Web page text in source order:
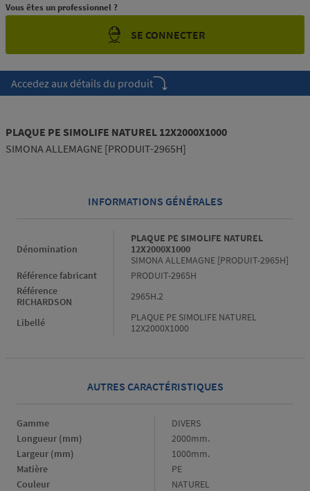
Vous êtes un professionnel ?
SE CONNECTER
Accedez aux détails du produit
PLAQUE PE SIMOLIFE NATUREL 12X2000X1000
SIMONA ALLEMAGNE [PRODUIT-2965H]
INFORMATIONS GÉNÉRALES
Dénomination
PLAQUE PE SIMOLIFE NATUREL
12X2000X1000
SIMONA ALLEMAGNE [PRODUIT-2965H]
Référence fabricant
PRODUIT-2965H
Référence
RICHARDSON
2965H.2
Libellé
PLAQUE PE SIMOLIFE NATUREL
12X2000X1000
AUTRES CARACTÉRISTIQUES
Gamme Gamme
DIVERS
Longueur (mm)
Longueur
(mm)
2000mm.
Largeur (mm)
Largeur
(mm)
1000mm.
Matière
Matière
PE
Couleur
Couleur
NATUREL